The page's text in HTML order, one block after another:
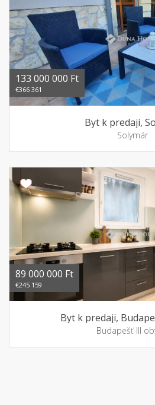
133 000 000 Ft
€366 361
Byt k predaji,
Solymár
89 000 000 Ft
€245 159
Byt k predaji,
Budapešť III